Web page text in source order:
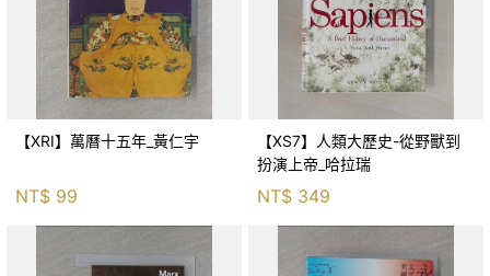
【XRI】萬曆十五年_黃仁宇
NT$ 99
【XS7】人類大歷史-從野獸到
扮演上帝_哈拉瑞
NT$ 349